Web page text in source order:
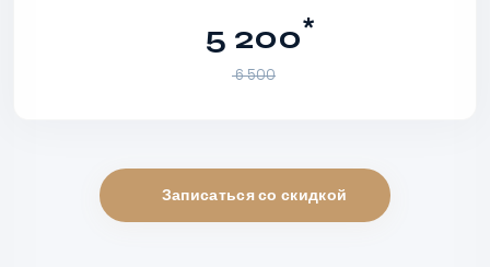
5 200*
6 500
Записаться со скидкой